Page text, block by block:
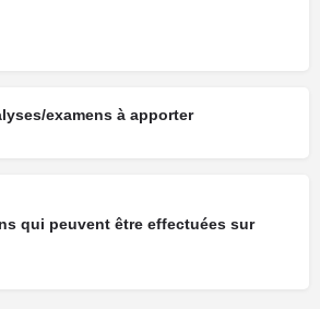
examens à apporter
qui peuvent être effectuées sur